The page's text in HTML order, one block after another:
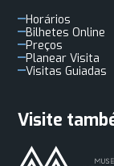
Horários
Bilhetes Online
Preços
Planear Visita
Visitas Guiadas
Visite